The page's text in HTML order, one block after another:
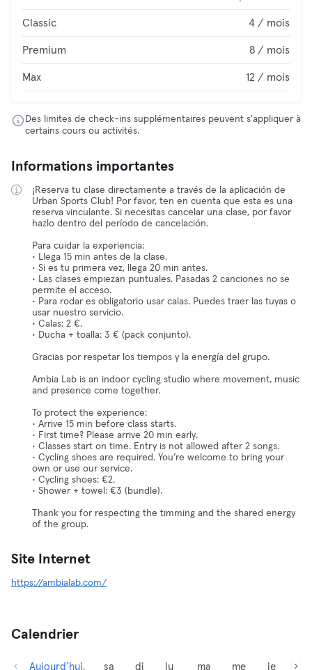
Classic 4 / mois
Premium 8 / mois
Max 12 / mois
Des limites de check-ins supplémentaires peuvent s'appliquer à
certains cours ou activités.
Informations importantes
¡Reserva tu clase directamente a través de la aplicación de
Urban Sports Club! Por favor, ten en cuenta que esta es una
reserva vinculante. Si necesitas cancelar una clase, por favor
hazlo dentro del período de cancelación.
Para cuidar la experiencia:
• Llega 15 min antes de la clase.
• Si es tu primera vez, llega 20 min antes.
• Las clases empiezan puntuales. Pasadas 2 canciones no se
permite el acceso.
• Para rodar es obligatorio usar calas. Puedes traer las tuyas o
usar nuestro servicio.
• Calas: 2 €.
• Ducha + toalla: 3 € (pack conjunto).
Gracias por respetar los tiempos y la energía del grupo.
Ambia Lab is an indoor cycling studio where movement, music
and presence come together.
To protect the experience:
• Arrive 15 min before class starts.
• First time? Please arrive 20 min early.
• Classes start on time. Entry is not allowed after 2 songs.
• Cycling shoes are required. You’re welcome to bring your
own or use our service.
• Cycling shoes: €2.
• Shower + towel: €3 (bundle).
Thank you for respecting the timming and the shared energy
of the group.
Site Internet
https://ambialab.com/
Calendrier
Aujourd’hui, sa di lu ma me je